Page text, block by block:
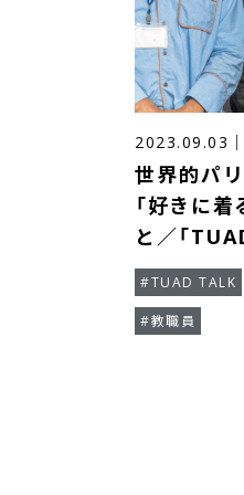
2023.09.03 ｜
世界的パ
「好きに
と／「
#TUAD TALK
#教職員